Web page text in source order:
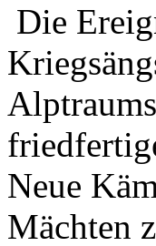
Die
Neue
Mächten